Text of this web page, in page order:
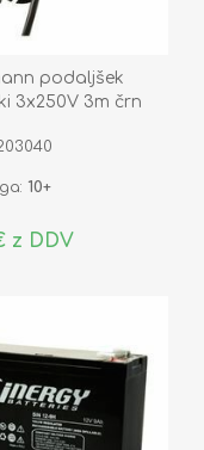
podaljšek
3x250V 3m črn
10+
z DDV